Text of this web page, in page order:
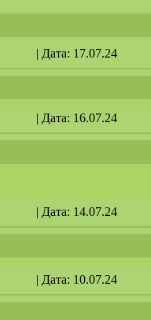
| Дата: 17.07.24
| Дата: 16.07.24
| Дата: 14.07.24
| Дата: 10.07.24